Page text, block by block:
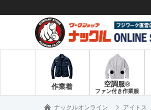
作業着 空調服®
ファン付き作業服
ナックルオンライン アイトス